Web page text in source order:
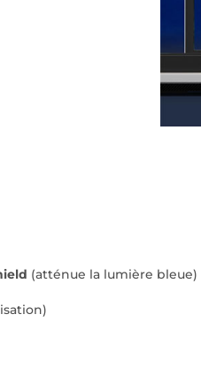
(atténue la lumière bleue)